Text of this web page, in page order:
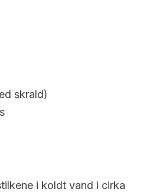
skrald)
i koldt vand i cirka